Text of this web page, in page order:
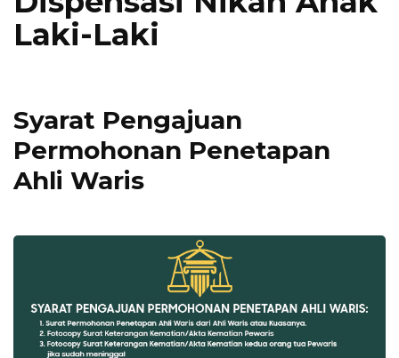
Laki-Laki
Syarat Pengajuan
Permohonan Penetapan
Ahli Waris